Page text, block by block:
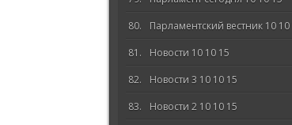
Парламентский вестник 10 10
Новости 10 10 15
Новости 3 10 10 15
Новости 2 10 10 15